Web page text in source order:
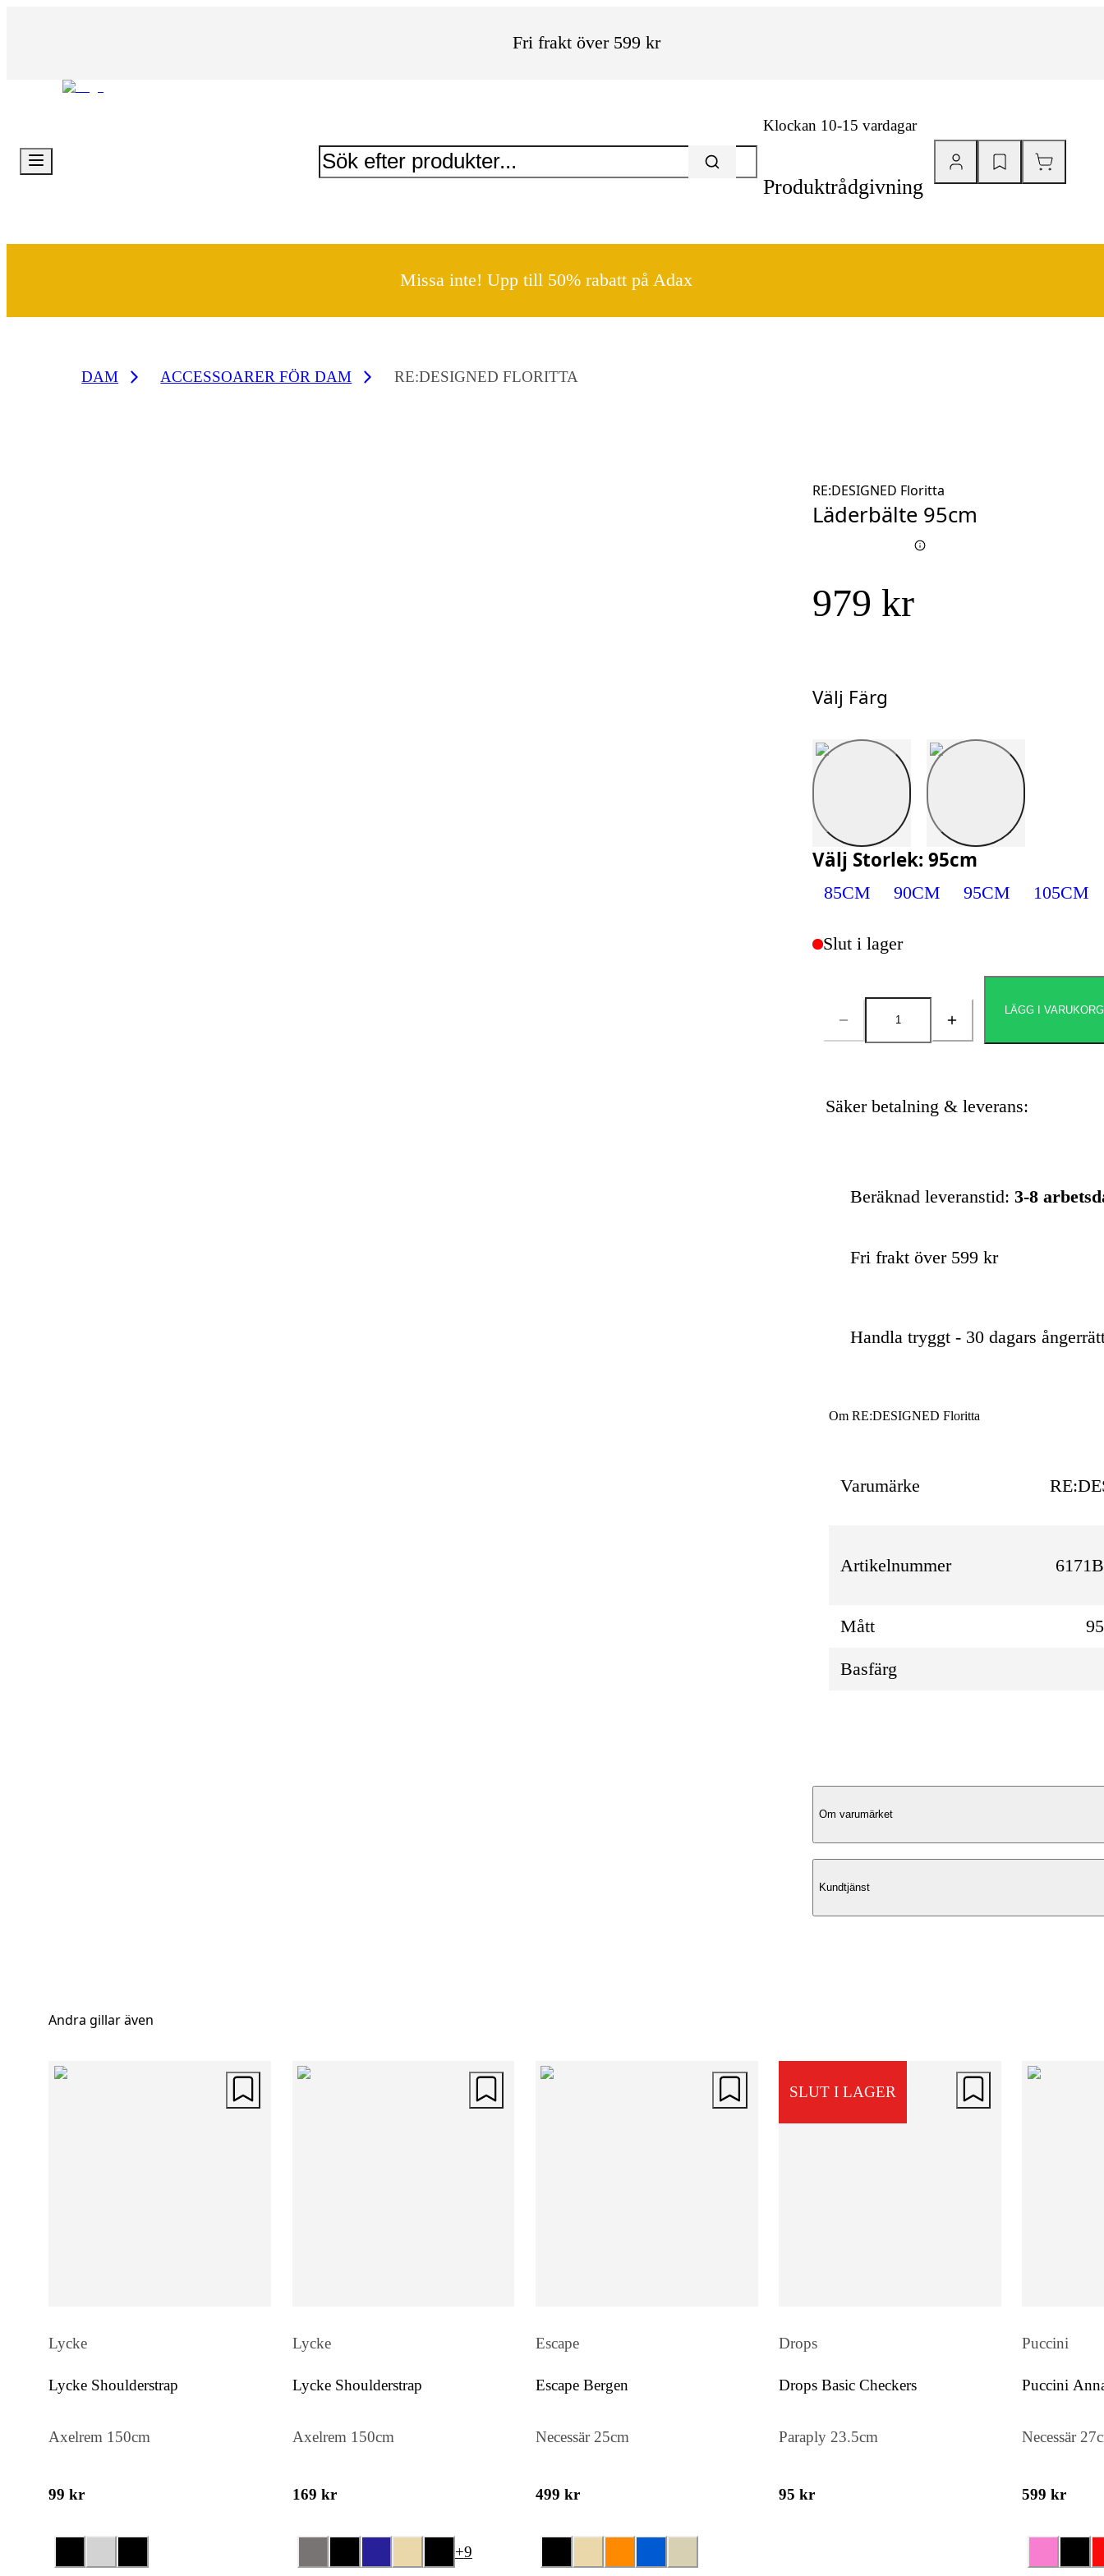
Fri frakt över 599 kr
Klockan 10-15 vardagar
Produktrådgivning
Missa inte! Upp till 50% rabatt på Adax
DAM ACCESSOARER FÖR DAM RE:DESIGNED FLORITTA
RE:DESIGNED Floritta
Läderbälte 95cm
979 kr
Välj Färg
Välj Färg
Välj Storlek: 95cm
85CM 90CM 95CM 105CM
Slut i lager
Antal
LÄGG I
Säker betalning & leverans:
Beräknad leveranstid: 3-8
Fri frakt över 599 kr
Handla tryggt - 30 dagars
Om RE:DESIGNED Floritta
Varumärke
Artikelnummer
Mått
Basfärg
Produktbeskrivning
Elegant balans i design
Modern spänne med attityd
utvalt läder. Varje söm, kant och detalj
RE:DESIGNED är känt för. Materialet
efter användning.
Om varumärket
Kundtjänst
Andra gillar även
Lycke
Lycke Shoulderstrap
Axelrem 150cm
99 kr
Lycke
Lycke Shoulderstrap
Axelrem 150cm
169 kr
+9
Escape
Escape Bergen
Necessär 25cm
499 kr
SLUT I LAGER
Drops
Drops Basic Checkers
Paraply 23.5cm
95 kr
Puccini
Puccini
Necessär
599 kr